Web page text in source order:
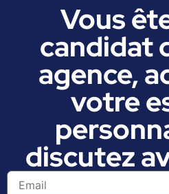
Vous
candidat
agence,
votre
discutez